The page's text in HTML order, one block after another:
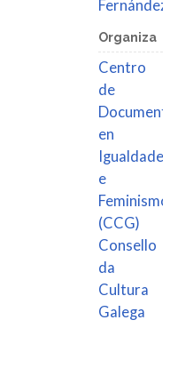
Fernández
Organiza
Centro
de
en
Igualdade
e
(CCG)
Consello
da
Cultura
Galega